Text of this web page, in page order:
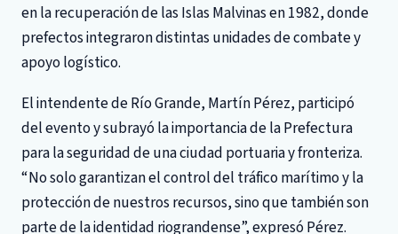
en la recuperación de las Islas Malvinas en 1982, donde
prefectos integraron distintas unidades de combate y
apoyo logístico.
El intendente de Río Grande, Martín Pérez, participó
del evento y subrayó la importancia de la Prefectura
para la seguridad de una ciudad portuaria y fronteriza.
“No solo garantizan el control del tráfico marítimo y la
protección de nuestros recursos, sino que también son
parte de la identidad riograndense”, expresó Pérez.